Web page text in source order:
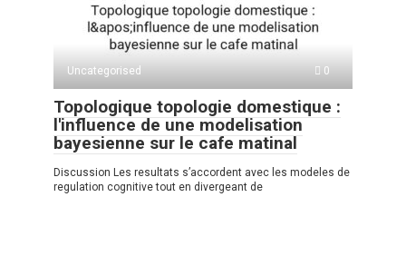
Uncategorised 0
Topologique topologie domestique :
l'influence de une modelisation
bayesienne sur le cafe matinal
Discussion Les resultats s’accordent avec les modeles de
regulation cognitive tout en divergeant de